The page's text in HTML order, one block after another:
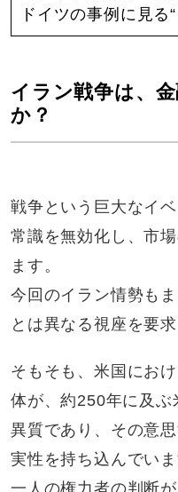
ドイツの事例に見る
イラン戦争は、
か？
戦争という巨大なイ
常識を無効化し、市
ます。
今回のイラン情勢も
とは異なる視座を要
そもそも、米国にお
体が、約250年に及ぶ
異質であり、その意
実性を持ち込んでいま
一人の権力者の判断